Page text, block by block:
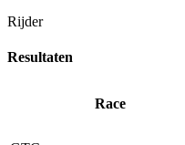
Rijder
Resultaten
Race